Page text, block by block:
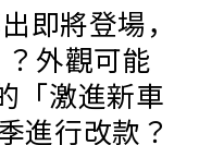
即將登場，
外觀可能
「激進新車
進行改款？